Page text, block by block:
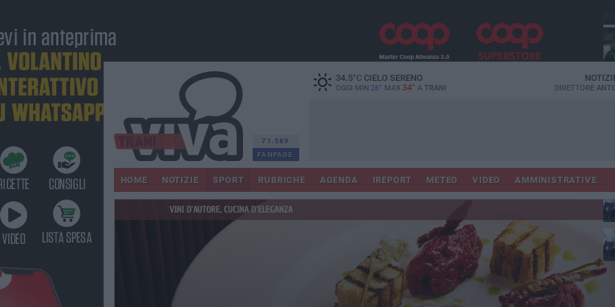
71.589
FANPAGE
34.5°CCIELO SERENO
OGGI MIN 26° MAX 34° A TRANI DIRETTORE
HOME NOTIZIE SPORT RUBRICHE AGENDA IREPORT METEO VIDEO AMMINISTRATIVE